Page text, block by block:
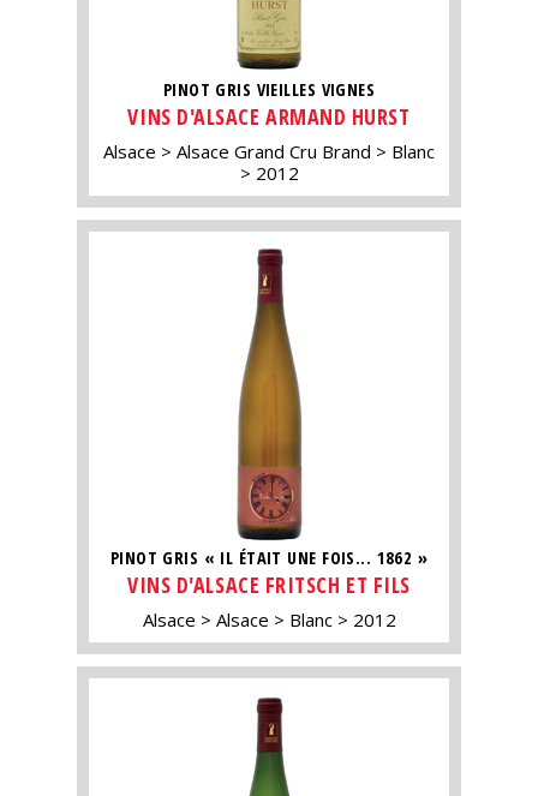
PINOT GRIS VIEILLES VIGNES
VINS D'ALSACE ARMAND HURST
Alsace Alsace Grand Cru Brand
Blanc
2012
PINOT GRIS « IL ÉTAIT UNE FOIS... 1862 »
VINS D'ALSACE FRITSCH ET FILS
Alsace Alsace Blanc 2012